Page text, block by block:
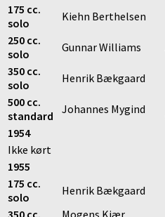
175 cc.
solo
Kiehn Berthelsen
250 cc.
solo
Gunnar Williams
350 cc.
solo
Henrik Bækgaard
500 cc.
standard
Johannes Mygind
1954
Ikke kørt
1955
175 cc.
solo
Henrik Bækgaard
350 cc.
Mogens Kjær